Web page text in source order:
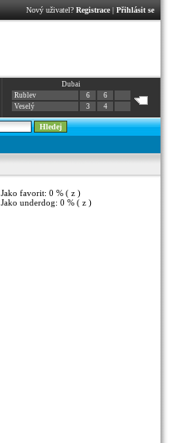
Nový uživatel? Registrace| Přihlásit se
Dubai
Rublev
6
6
Veselý
3 4
Jako favorit: 0 % ( z )
Jako underdog: 0 % ( z )